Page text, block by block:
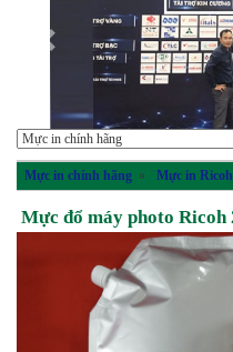
Previous
Mực in chính hãng » Mực in Ricoh
Mực đổ máy photo Ricoh